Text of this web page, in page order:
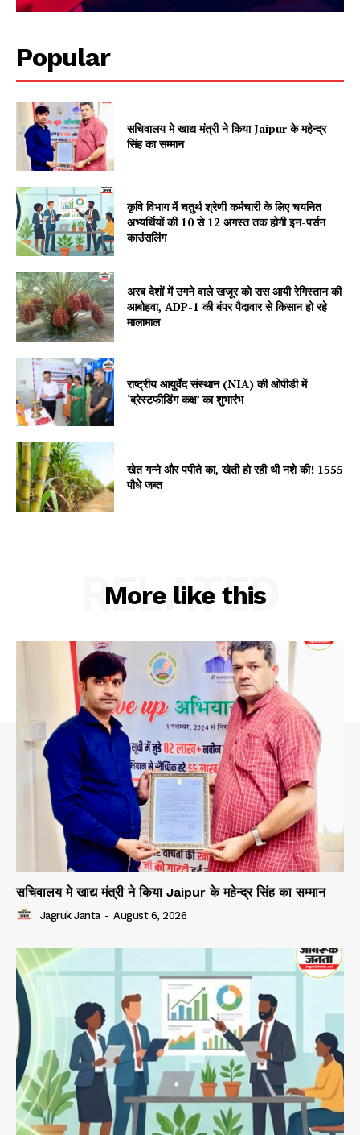
Jagruk Janta
Vishwasniya Hindi Akhbaar
Company
About
Contact us
Popular
सचिवालय मे खाद्य मंत्री ने किया Jaipur के महेन्द्र
सिंह का सम्मान
कृषि विभाग में चतुर्थ श्रेणी कर्मचारी के लिए चयनित
अभ्यर्थियों की 10 से 12 अगस्त तक होगी इन-पर्सन
काउंसलिंग
अरब देशों में उगने वाले खजूर को रास आयी रेगिस्तान की
आबोहवा, ADP-1 की बंपर पैदावार से किसान हो रहे
मालामाल
राष्ट्रीय आयुर्वेद संस्थान (NIA) की ओपीडी में
‘ब्रेस्टफीडिंग कक्ष’ का शुभारंभ
खेत गन्ने और पपीते का, खेती हो रही थी नशे की! 1555
पौधे जब्त
More like this
RELATED
सचिवालय मे खाद्य मंत्री ने किया Jaipur के महेन्द्र सिंह का सम्मान
Jagruk Janta - August 6, 2026